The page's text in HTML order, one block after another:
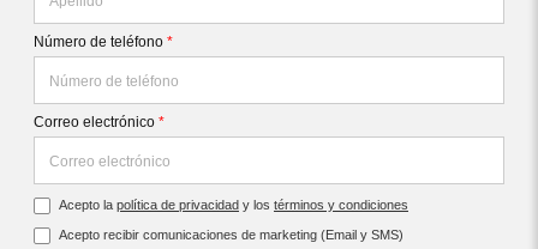
Número de teléfono *
Correo electrónico *
Acepto la política de privacidad y los términos y condiciones
Acepto recibir comunicaciones de marketing (Email y SMS)